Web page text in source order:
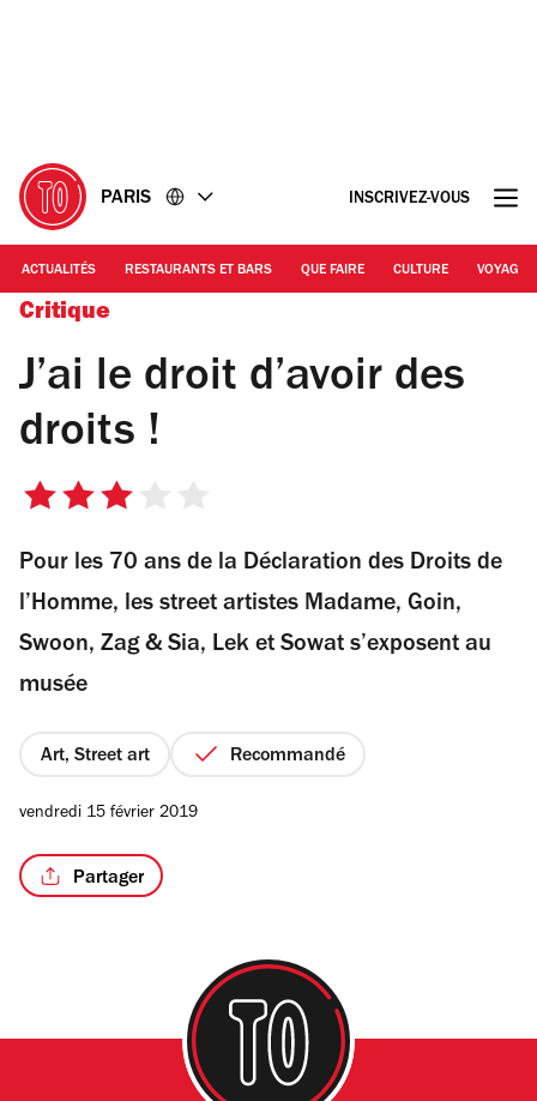
PARIS INSCRIVEZ-VOUS
ACTUALITÉS RESTAURANTS ET BARS QUE FAIRE CULTURE VOYAGE
Critique
J’ai le droit d’avoir des
droits !
3
5
étoiles
Pour les 70 ans de la Déclaration des Droits de
l’Homme, les street artistes Madame, Goin,
Swoon, Zag & Sia, Lek et Sowat s’exposent au
musée
Art, Street art Recommandé
vendredi 15 février 2019
Partager